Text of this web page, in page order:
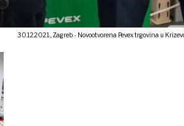
30.12.2021.., Zagreb - Novootvorena Pevex trgovina u